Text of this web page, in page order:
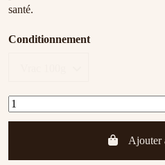
santé.
Conditionnement
Ajouter